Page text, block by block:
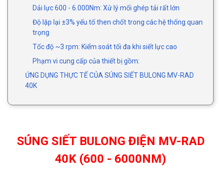
Dải lực 600 - 6.000Nm: Xử lý mối ghép tải rất lớn
Độ lặp lại ±3% yếu tố then chốt trong các hệ thống quan
trọng
Tốc độ ~3 rpm: Kiểm soát tối đa khi siết lực cao
Phạm vi cung cấp của thiết bị gồm:
ỨNG DỤNG THỰC TẾ CỦA SÚNG SIẾT BULONG MV-RAD
40K
SÚNG SIẾT BULONG ĐIỆN MV-RAD
40K (600 - 6000NM)